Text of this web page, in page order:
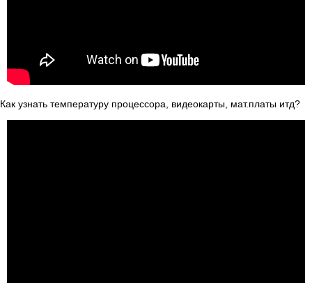
Как узнать температуру процессора, видеокарты, мат.платы итд?